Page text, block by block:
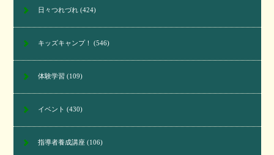
日々つれづれ(424)
キッズキャンプ！ (546)
体験学習 (109)
イベント (430)
指導者養成講座(106)